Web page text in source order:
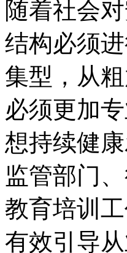
随着社会
结构必须
集型，从
必须更加
想持续健
监管部门
教育培训
有效引导